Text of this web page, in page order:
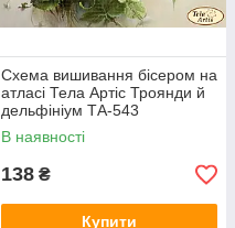
Схема вишивання бісером на
атласі Тела Артіс Троянди й
дельфініум ТА-543
В наявності
138 ₴
Купити